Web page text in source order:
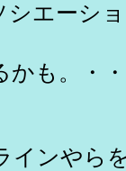
エーショ
。・・
ンやら